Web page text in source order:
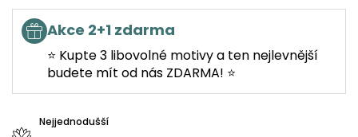
Akce 2+1 zdarma
⭐ Kupte 3 libovolné motivy a ten nejlevnější
budete mít od nás ZDARMA! ⭐
Nejjednodušší